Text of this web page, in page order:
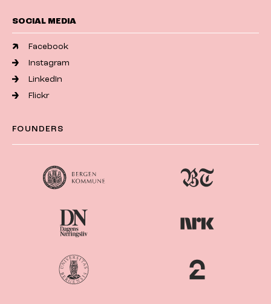
SOCIAL MEDIA
Facebook
Instagram
LinkedIn
Flickr
FOUNDERS